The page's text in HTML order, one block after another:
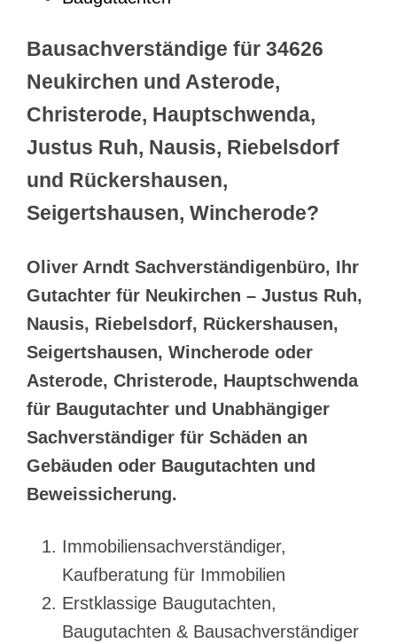
Bausachverständige für 34626
Neukirchen und Asterode,
Christerode, Hauptschwenda,
Justus Ruh, Nausis, Riebelsdorf
und Rückershausen,
Seigertshausen, Wincherode?
Oliver Arndt Sachverständigenbüro, Ihr
Gutachter für Neukirchen – Justus Ruh,
Nausis, Riebelsdorf, Rückershausen,
Seigertshausen, Wincherode oder
Asterode, Christerode, Hauptschwenda
für Baugutachter und Unabhängiger
Sachverständiger für Schäden an
Gebäuden oder Baugutachten und
Beweissicherung.
Immobiliensachverständiger,
Kaufberatung für Immobilien
Erstklassige Baugutachten,
Baugutachten & Bausachverständiger